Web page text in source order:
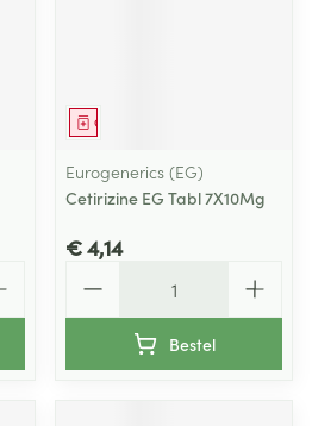
Geneesmiddel
Eurogenerics (EG)
Cetirizine EG Tabl 7X10Mg
€ 4,14
Bestel